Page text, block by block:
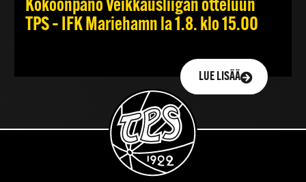
Kokoonpano Veikkausliigan otteluun
TPS – IFK Mariehamn la 1.8. klo 15.00
LUE LISÄÄ